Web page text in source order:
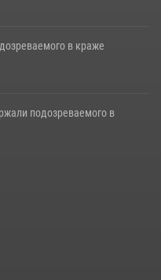
в краже
подозреваемого в